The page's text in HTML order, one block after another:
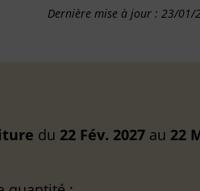
Dernière mise à jour : 23/01/
du 22 Fév. 2027 au 22